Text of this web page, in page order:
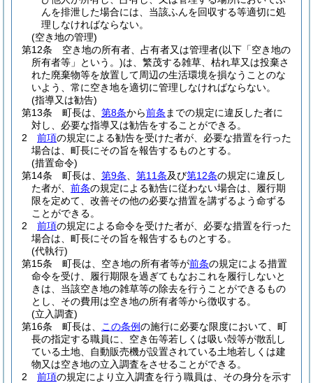
んを排泄した場合には、当該ふんを回収する等適切に処
理しなければならない。
(空き地の管理)
第12条
空き地の所有者、占有者又は管理者(以下「空き地の
所有者等」という。)は、繁茂する雑草、枯れ草又は投棄さ
れた廃棄物等を放置して周辺の生活環境を損なうことのな
いよう、常に空き地を適切に管理しなければならない。
(指導又は勧告)
第13条
町長は、 第8条から前条 までの規定に違反した者に
対し、必要な指導又は勧告をすることができる。
2
前項の規定による勧告を受けた者が、必要な措置を行った
場合は、町長にその旨を報告するものとする。
(措置命令)
第14条
町長は、 第9条 第11条及び第12条の規定に違反し
た者が、 前条の規定による勧告に従わない場合は、履行期
限を定めて、改善その他の必要な措置を講ずるよう命ずる
ことができる。
2
前項の規定による命令を受けた者が、必要な措置を行った
場合は、町長にその旨を報告するものとする。
(代執行)
第15条
町長は、空き地の所有者等が前条の規定による措置
命令を受け、履行期限を過ぎてもなおこれを履行しないと
きは、当該空き地の雑草等の除去を行うことができるもの
とし、その費用は空き地の所有者等から徴収する。
(立入調査)
第16条
町長は、 この条例の施行に必要な限度において、町
長の指定する職員に、空き缶等若しくは吸い殻等が散乱し
ている土地、自動販売機が設置されている土地若しくは建
物又は空き地の立入調査をさせることができる。
2
前項の規定により立入調査を行う職員は、その身分を示す